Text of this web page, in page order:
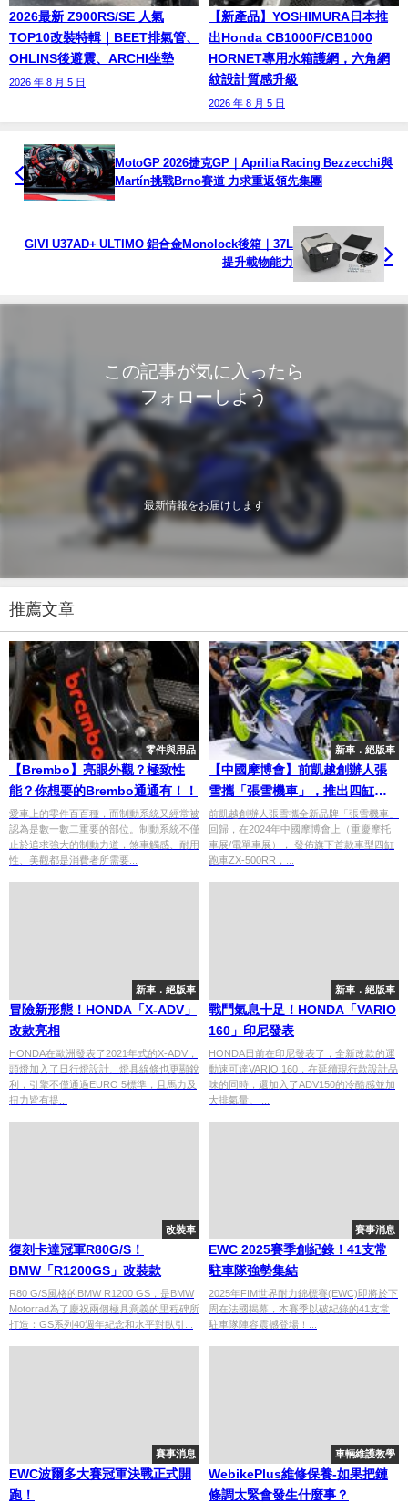
2026最新 Z900RS/SE 人氣
TOP10改裝特輯｜BEET排氣管、
OHLINS後避震、ARCHI坐墊
2026 年 8 月 5 日
【新產品】YOSHIMURA日本推
出Honda CB1000F/CB1000
HORNET專用水箱護網，六角網
紋設計質感升級
2026 年 8 月 5 日
MotoGP 2026捷克GP｜Aprilia Racing Bezzecchi與
Martín挑戰Brno賽道 力求重返領先集團
GIVI U37AD+ ULTIMO 鋁合金Monolock後箱｜37L
提升載物能力
この記事が気に入ったら
フォローしよう
最新情報をお届けします
推薦文章
零件與用品
【Brembo】亮眼外觀？極致性
能？你想要的Brembo通通有！！
愛車上的零件百百種，而制動系統又經常被
認為是數一數二重要的部位。制動系統不僅
止於追求強大的制動力道，煞車觸感、耐用
性、美觀都是消費者所需要...
新車．絕版車
【中國摩博會】前凱越創辦人張
雪攜「張雪機車」，推出四缸跑
車ZX-500RR 登陸市場
前凱越創辦人張雪攜全新品牌「張雪機車」
回歸，在2024年中國摩博會上（重慶摩托
車展/電單車展）， 發佈旗下首款車型四缸
跑車ZX-500RR，...
新車．絕版車
冒險新形態！HONDA「X-ADV」
改款亮相
HONDA在歐洲發表了2021年式的X-ADV，
頭燈加入了日行燈設計、燈具線條也更顯銳
利，引擎不僅通過EURO 5標準，且馬力及
扭力皆有提...
新車．絕版車
戰鬥氣息十足！HONDA「VARIO
160」印尼發表
HONDA日前在印尼發表了，全新改款的運
動速可達VARIO 160，在延續現行款設計品
味的同時，還加入了ADV150的冷酷感並加
大排氣量。 ...
改裝車
復刻卡達冠軍R80G/S！
BMW「R1200GS」改裝款
R80 G/S風格的BMW R1200 GS，是BMW
Motorrad為了慶祝兩個極具意義的里程碑所
打造：GS系列40週年紀念和水平對臥引...
賽事消息
EWC 2025賽季創紀錄！41支常
駐車隊強勢集結
2025年FIM世界耐力錦標賽(EWC)即將於下
周在法國揭幕，本賽季以破紀錄的41支常
駐車隊陣容震撼登場！...
賽事消息
EWC波爾多大賽冠軍決戰正式開
跑！
車輛維護教學
WebikePlus維修保養-如果把鏈
條調太緊會發生什麼事？